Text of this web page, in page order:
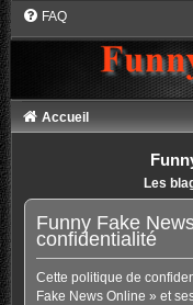
FAQ
Accueil
Les
Funny Fake
confidentialité
Cette politique de
Fake News Online » et